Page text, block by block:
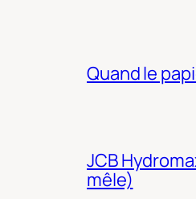
Quand le
JCB
mêle)